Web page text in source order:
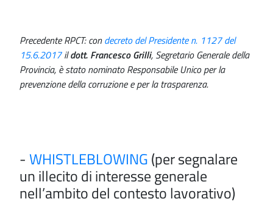
Precedente RPCT: condecreto del Presidente n. 1127 del
15.6.2017ildott. Francesco Grilli, Segretario Generale della
Provincia, è stato nominato Responsabile Unico per la
prevenzione della corruzione e per la trasparenza.
-WHISTLEBLOWING(per segnalare
un illecito di interesse generale
nell’ambito del contesto lavorativo)